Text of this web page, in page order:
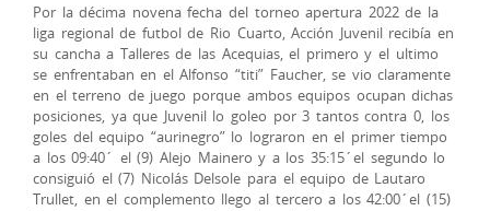
Por la décima novena fecha del torneo apertura 2022 de la
liga regional de futbol de Rio Cuarto, Acción Juvenil recibía en
su cancha a Talleres de las Acequias, el primero y el ultimo
se enfrentaban en el Alfonso “titi” Faucher, se vio claramente
en el terreno de juego porque ambos equipos ocupan dichas
posiciones, ya que Juvenil lo goleo por 3 tantos contra 0, los
goles del equipo “aurinegro” lo lograron en el primer tiempo
a los 09:40´ el (9) Alejo Mainero y a los 35:15´el segundo lo
consiguió el (7) Nicolás Delsole para el equipo de Lautaro
Trullet, en el complemento llego al tercero a los 42:00´el (15)